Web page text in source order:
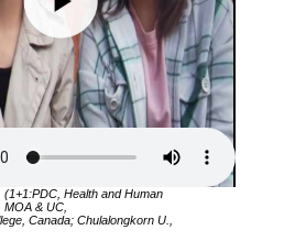
(1+1:PDC, Health and Human
& UC,
Canada; Chulalongkorn U.,